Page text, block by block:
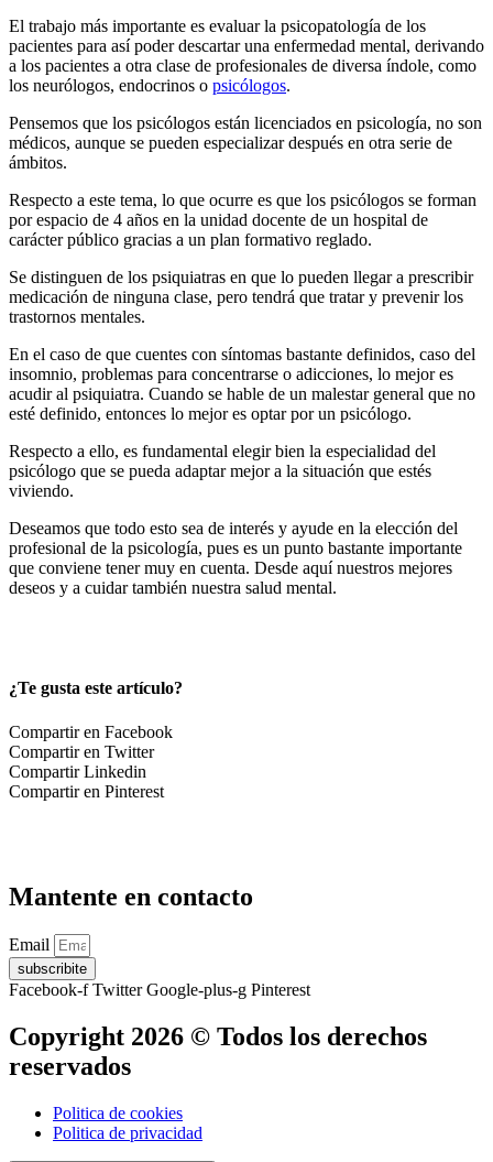
El trabajo más importante es evaluar la psicopatología de los
pacientes para así poder descartar una enfermedad mental, derivando
a los pacientes a otra clase de profesionales de diversa índole, como
los neurólogos, endocrinos o psicólogos.
Pensemos que los psicólogos están licenciados en psicología, no son
médicos, aunque se pueden especializar después en otra serie de
ámbitos.
Respecto a este tema, lo que ocurre es que los psicólogos se forman
por espacio de 4 años en la unidad docente de un hospital de
carácter público gracias a un plan formativo reglado.
Se distinguen de los psiquiatras en que lo pueden llegar a prescribir
medicación de ninguna clase, pero tendrá que tratar y prevenir los
trastornos mentales.
En el caso de que cuentes con síntomas bastante definidos, caso del
insomnio, problemas para concentrarse o adicciones, lo mejor es
acudir al psiquiatra. Cuando se hable de un malestar general que no
esté definido, entonces lo mejor es optar por un psicólogo.
Respecto a ello, es fundamental elegir bien la especialidad del
psicólogo que se pueda adaptar mejor a la situación que estés
viviendo.
Deseamos que todo esto sea de interés y ayude en la elección del
profesional de la psicología, pues es un punto bastante importante
que conviene tener muy en cuenta. Desde aquí nuestros mejores
deseos y a cuidar también nuestra salud mental.
¿Te gusta este artículo?
Compartir en Facebook
Compartir en Twitter
Compartir Linkedin
Compartir en Pinterest
Mantente en contacto
Email
subscribite
Facebook-f Twitter Google-plus-g Pinterest
Copyright 2026 © Todos los derechos
reservados
Politica de cookies
Politica de privacidad